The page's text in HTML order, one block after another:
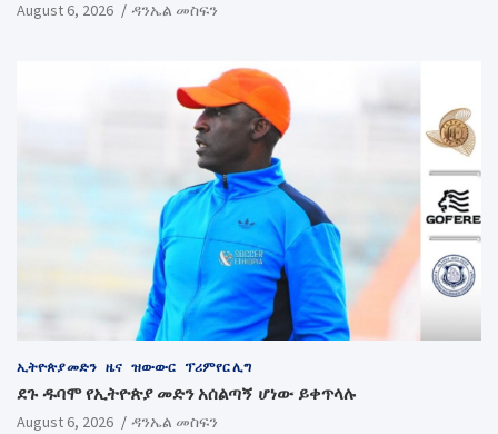
August 6, 2026 ዳንኤል መስፍን
ኢትዮጵያ መድን ዜና ዝውውር ፕሪምየር ሊግ
ደጉ ዱባሞ የኢትዮጵያ መድን አሰልጣኝ ሆነው ይቀጥላሉ
August 6, 2026 ዳንኤል መስፍን